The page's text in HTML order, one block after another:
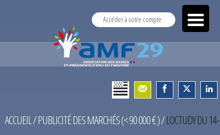
Accéder à votre compte
ACCUEIL/PUBLICITÉ DES MARCHÉS (< 90 000 € )/LOCTUDY DU 14-